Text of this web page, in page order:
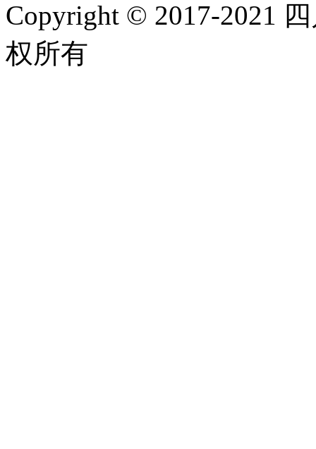
Copyright © 2017-2021
权所有